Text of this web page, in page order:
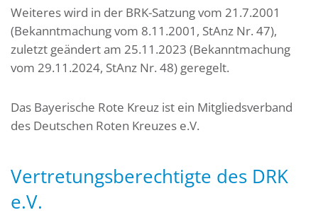
Weiteres wird in der BRK-Satzung vom 21.7.2001
(Bekanntmachung vom 8.11.2001, StAnz Nr. 47),
zuletzt geändert am 25.11.2023 (Bekanntmachung
vom 29.11.2024, StAnz Nr. 48) geregelt.
Das Bayerische Rote Kreuz ist ein Mitgliedsverband
des Deutschen Roten Kreuzes e.V.
Vertretungsberechtigte des DRK
e.V.